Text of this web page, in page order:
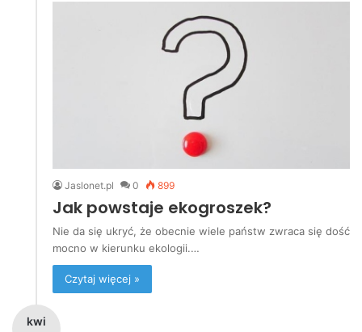
Jaslonet.pl 0 899
Jak powstaje ekogroszek?
Nie da się ukryć, że obecnie wiele państw zwraca się dość
mocno w kierunku ekologii.…
Czytaj więcej »
kwi